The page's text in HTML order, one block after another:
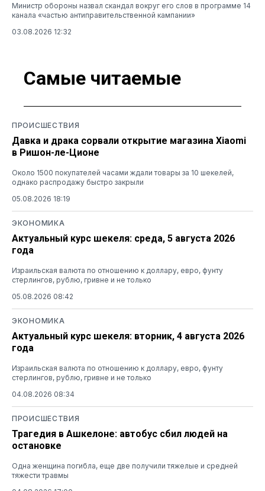
Министр обороны назвал скандал вокруг его слов в программе 14
канала «частью антиправительственной кампании»
03.08.2026 12:32
Самые читаемые
ПРОИСШЕСТВИЯ
Давка и драка сорвали открытие магазина Xiaomi
в Ришон-ле-Ционе
Около 1500 покупателей часами ждали товары за 10 шекелей,
однако распродажу быстро закрыли
05.08.2026 18:19
ЭКОНОМИКА
Актуальный курс шекеля: среда, 5 августа 2026
года
Израильская валюта по отношению к доллару, евро, фунту
стерлингов, рублю, гривне и не только
05.08.2026 08:42
ЭКОНОМИКА
Актуальный курс шекеля: вторник, 4 августа 2026
года
Израильская валюта по отношению к доллару, евро, фунту
стерлингов, рублю, гривне и не только
04.08.2026 08:34
ПРОИСШЕСТВИЯ
Трагедия в Ашкелоне: автобус сбил людей на
остановке
Одна женщина погибла, еще две получили тяжелые и средней
тяжести травмы